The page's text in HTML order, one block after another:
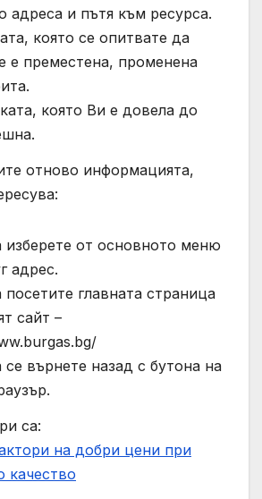
адреса и пътя към ресурса.
която се опитвате да
е преместена, променена
която Ви е довела до
отново информацията,
от основното меню
адрес.
главната страница
сайт –
върнете назад с бутона на
са:
на добри цени при
качество